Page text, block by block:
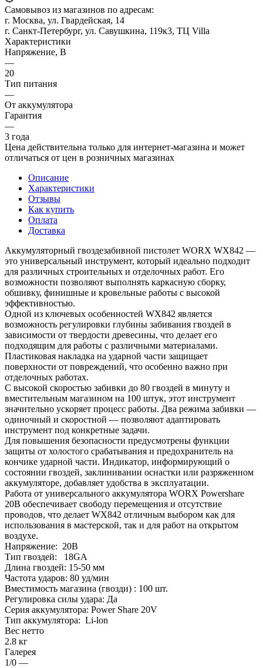
Самовывоз из магазинов по адресам:
г. Москва, ул. Гвардейская, 14
г. Санкт-Петербург, ул. Савушкина, 119к3, ТЦ Villa
Характеристики
Напряжение, В
—
20
Тип питания
—
От аккумулятора
Гарантия
—
3 года
Цена действительна только для интернет-магазина и может
отличаться от цен в розничных магазинах
Описание
Характеристики
Отзывы
Как купить
Оплата
Доставка
Аккумуляторный гвоздезабивной пистолет WORX WX842 —
это универсальный инструмент, который идеально подходит
для различных строительных и отделочных работ. Его
возможности позволяют выполнять каркасную сборку,
обшивку, финишные и кровельные работы с высокой
эффективностью.
Одной из ключевых особенностей WX842 является
возможность регулировки глубины забивания гвоздей в
зависимости от твердости древесины, что делает его
подходящим для работы с различными материалами.
Пластиковая накладка на ударной части защищает
поверхности от повреждений, что особенно важно при
отделочных работах.
С высокой скоростью забивки до 80 гвоздей в минуту и
вместительным магазином на 100 штук, этот инструмент
значительно ускоряет процесс работы. Два режима забивки —
одиночный и скоростной — позволяют адаптировать
инструмент под конкретные задачи.
Для повышения безопасности предусмотрены функции
защиты от холостого срабатывания и предохранитель на
кончике ударной части. Индикатор, информирующий о
состоянии гвоздей, заклинивании оснастки или разряженном
аккумуляторе, добавляет удобства в эксплуатации.
Работа от универсального аккумулятора WORX Powershare
20В обеспечивает свободу перемещения и отсутствие
проводов, что делает WX842 отличным выбором как для
использования в мастерской, так и для работ на открытом
воздухе.
Напряжение: 20В
Тип гвоздей: 18GA
Длина гвоздей: 15-50 мм
Частота ударов: 80 уд/мин
Вместимость магазина (гвозди) : 100 шт.
Регулировка силы удара: Да
Серия аккумулятора: Power Share 20V
Тип аккумулятора: Li-lon
Вес нетто
2.8 кг
Галерея
1/0 —